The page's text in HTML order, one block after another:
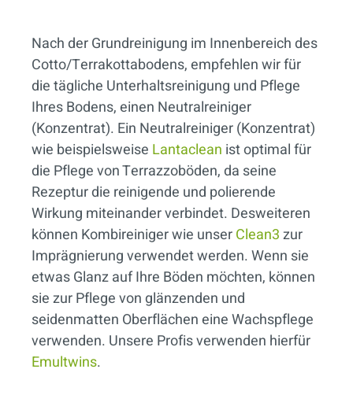
Nach der Grundreinigung im Innenbereich des
Cotto/Terrakottabodens, empfehlen wir für
die tägliche Unterhaltsreinigung und Pflege
Ihres Bodens, einen Neutralreiniger
(Konzentrat). Ein Neutralreiniger (Konzentrat)
wie beispielsweise Lantaclean ist optimal für
die Pflege von Terrazzoböden, da seine
Rezeptur die reinigende und polierende
Wirkung miteinander verbindet. Desweiteren
können Kombireiniger wie unserClean3zur
Imprägnierung verwendet werden. Wenn sie
etwas Glanz auf Ihre Böden möchten, können
sie zur Pflege von glänzenden und
seidenmatten Oberflächen eine Wachspflege
verwenden. Unsere Profis verwenden hierfür
Emultwins.